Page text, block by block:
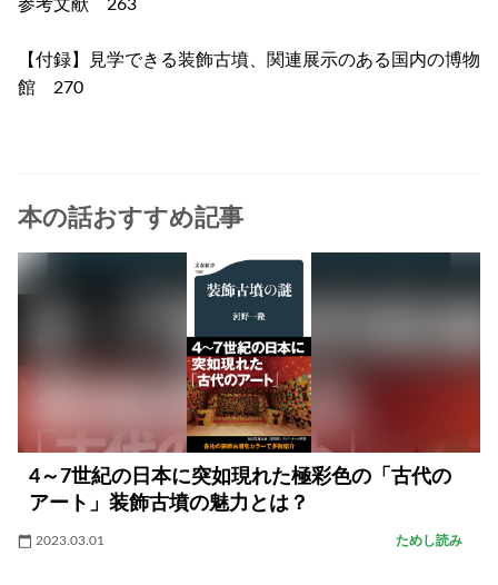
参考文献 263
【付録】見学できる装飾古墳、関連展示のある国内の博物
館 270
本の話おすすめ記事
4～7世紀の日本に突如現れた極彩色の「古代の
アート」装飾古墳の魅力とは？
2023.03.01 ためし読み